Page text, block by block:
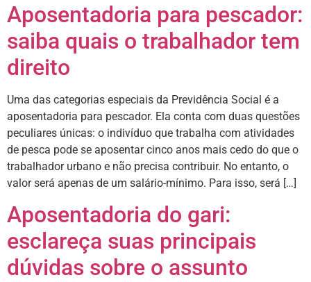
Aposentadoria para pescador:
saiba quais o trabalhador tem
direito
Uma das categorias especiais da Previdência Social é a
aposentadoria para pescador. Ela conta com duas questões
peculiares únicas: o indivíduo que trabalha com atividades
de pesca pode se aposentar cinco anos mais cedo do que o
trabalhador urbano e não precisa contribuir. No entanto, o
valor será apenas de um salário-mínimo. Para isso, será […]
Aposentadoria do gari:
esclareça suas principais
dúvidas sobre o assunto